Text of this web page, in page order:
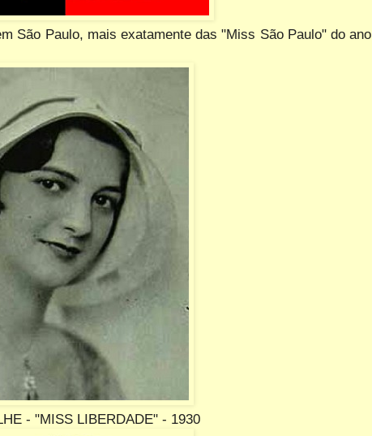
São Paulo, mais exatamente das "Miss São Paulo" do ano
- "MISS LIBERDADE" - 1930